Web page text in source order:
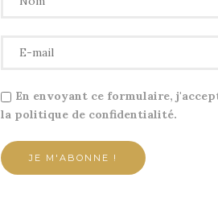
En envoyant ce formulaire,
la politique de confidentialité.